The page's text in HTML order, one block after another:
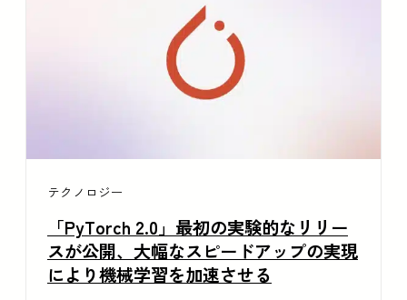
テクノロジー
「PyTorch 2.0」最初の実験的なリリー
スが公開、大幅なスピードアップの実現
により機械学習を加速させる